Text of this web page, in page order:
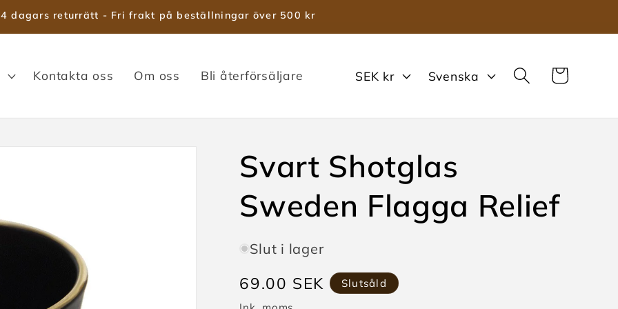
dagars returrätt - Fri frakt på beställningar över 500 kr
Kontakta oss Om oss Bli återförsäljare
V
t
SEK kr
S
k
Svenska Varukorg
Svart Shotglas
Sweden Flagga Relief
Slut i lager
Ordinarie
pris
69.00 SEK
Slutsåld